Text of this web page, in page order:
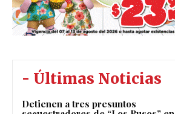
- Últimas Noticias
Detienen a tres presuntos